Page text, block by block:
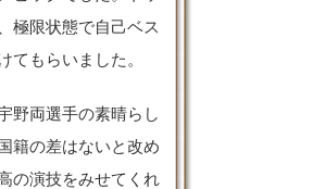
極限状態で自己ベス
てもらいました。
野両選手の素晴らし
籍の差はないと改め
の演技をみせてくれ